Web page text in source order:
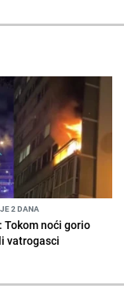
2 DANA
Tokom noći gorio
vatrogasci